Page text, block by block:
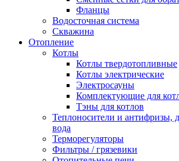
Фланцы
Водосточная система
Скважина
Отопление
Котлы
Котлы твердотопливные
Котлы электрические
Электросауны
Комплектующие для
Тэны для котлов
Теплоносители и антифризы,
вода
Терморегуляторы
Фильтры / грязевики